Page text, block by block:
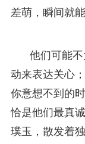
差萌，瞬间就
他们可能
动来表达关心
你意想不到的
恰是他们最真
璞玉，散发着